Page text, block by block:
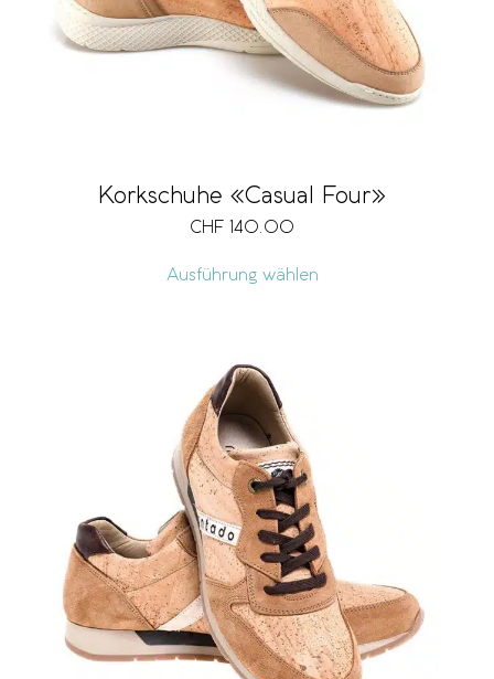
Korkschuhe «Casual Four»
CHF 140.00
Ausführung wählen